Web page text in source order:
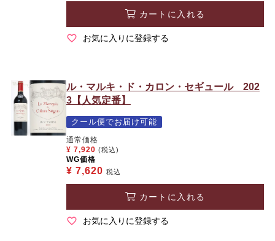
カートに入れる
お気に入りに登録する
ル・マルキ・ド・カロン・セギュール 202
3【人気定番】
クール便でお届け可能
通常価格
¥ 7,920 (税込)
WG価格
¥ 7,620 税込
カートに入れる
お気に入りに登録する